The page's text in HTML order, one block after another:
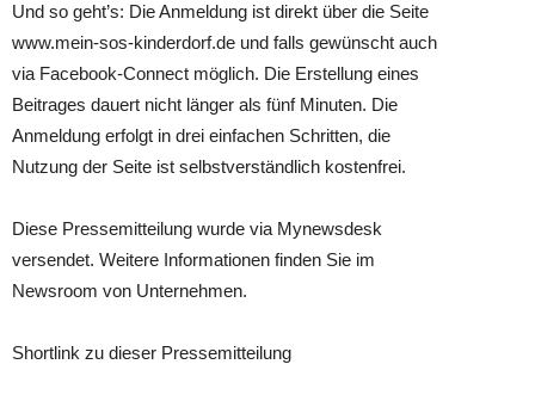
Und so geht’s: Die Anmeldung ist direkt über die Seite
www.mein-sos-kinderdorf.de und falls gewünscht auch
via Facebook-Connect möglich. Die Erstellung eines
Beitrages dauert nicht länger als fünf Minuten. Die
Anmeldung erfolgt in drei einfachen Schritten, die
Nutzung der Seite ist selbstverständlich kostenfrei.
Diese Pressemitteilung wurde via Mynewsdesk
versendet. Weitere Informationen finden Sie im
Newsroom von Unternehmen.
Shortlink zu dieser Pressemitteilung